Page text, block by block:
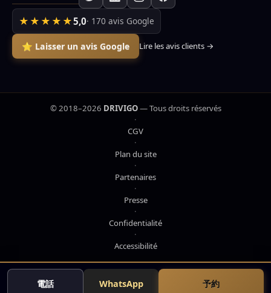
電話 WhatsApp 予約
★★★★★5,0· 170 avis Google
⭐ Laisser un avis Google Lire les avis clients →
© 2018–2026 DRIVIGO— Tous droits réservés
·
CGV
·
Plan du site
·
Partenaires
·
Presse
·
Confidentialité
·
Accessibilité